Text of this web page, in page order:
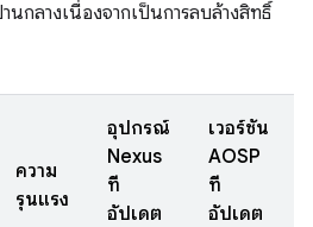
กลางเนื่องจากเป็นการลบล้างสิทธิ์
ความ
รุนแรง
อุปกรณ์
Nexus
ที่
อัปเดต
เวอร์ชัน
AOSP
ที่
อัปเดต